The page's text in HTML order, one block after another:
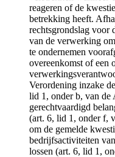
reageren of de
betrekking heeft.
rechtsgrondslag voor
van de verwerking
te ondernemen
overeenkomst of een
Verordening inzake
lid 1, onder b, van de
gerechtvaardigd
(art. 6, lid 1, onder f,
om de gemelde
bedrijfsactiviteiten
lossen (art. 6, lid 1,